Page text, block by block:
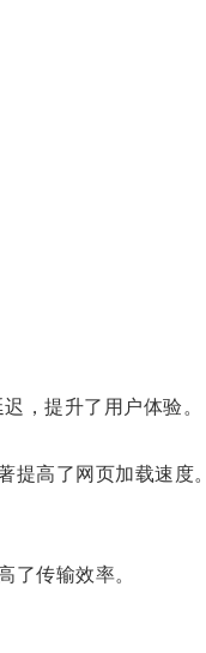
，提升了用户体验。
高了网页加载速度。
传输效率。